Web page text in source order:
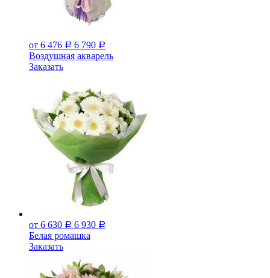
от 6 476 Р 6 790 Р
Воздушная акварель
Заказать
от 6 630 Р 6 930 Р
Белая ромашка
Заказать